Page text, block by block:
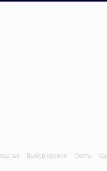
Выбор оружия Охота